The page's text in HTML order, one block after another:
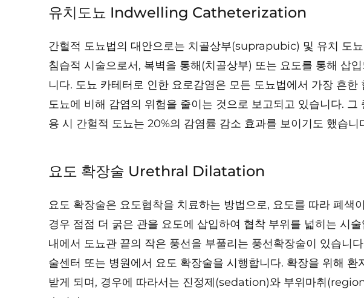
유치도뇨 Indwelling Catheterization
간헐적 도뇨법의 대안으로는 치골상부(suprapubic) 및 유치 도
침습적 시술으로서, 복벽을 통해(치골상부) 또는 요도를 통해 삽
니다. 도뇨 카테터로 인한 요로감염은 모든 도뇨법에서 가장 흔한
도뇨에 비해 감염의 위험을 줄이는 것으로 보고되고 있습니다.
용 시 간헐적 도뇨는 20%의 감염률 감소 효과를 보이기도 했습니
요도 확장술 Urethral Dilatation
요도 확장술은 요도협착을 치료하는 방법으로, 요도를 따라 폐색
경우 점점 더 굵은 관을 요도에 삽입하여 협착 부위를 넓히는 시
내에서 도뇨관 끝의 작은 풍선을 부풀리는 풍선확장술이 있습니
술센터 또는 병원에서 요도 확장술을 시행합니다. 확장을 위해
받게 되며, 경우에 따라서는 진정제(sedation)와 부위마취